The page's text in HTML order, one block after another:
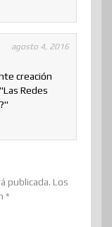
agosto 4, 2016
creación
Redes
publicada. Los
*